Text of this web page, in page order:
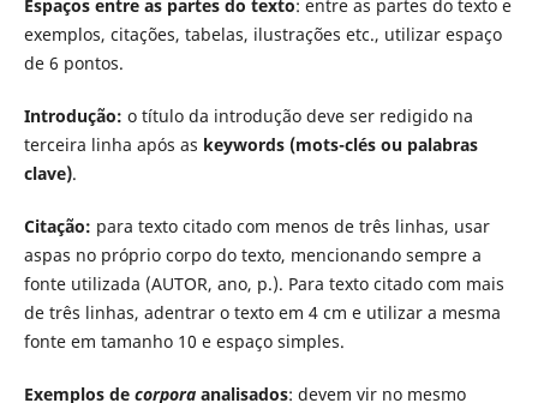
Espaços entre as partes do texto: entre as partes do texto e
exemplos, citações, tabelas, ilustrações etc., utilizar espaço
de 6 pontos.
Introdução: o título da introdução deve ser redigido na
terceira linha após as keywords (mots-clés ou palabras
clave).
Citação: para texto citado com menos de três linhas, usar
aspas no próprio corpo do texto, mencionando sempre a
fonte utilizada (AUTOR, ano, p.). Para texto citado com mais
de três linhas, adentrar o texto em 4 cm e utilizar a mesma
fonte em tamanho 10 e espaço simples.
Exemplos de corpora analisados: devem vir no mesmo